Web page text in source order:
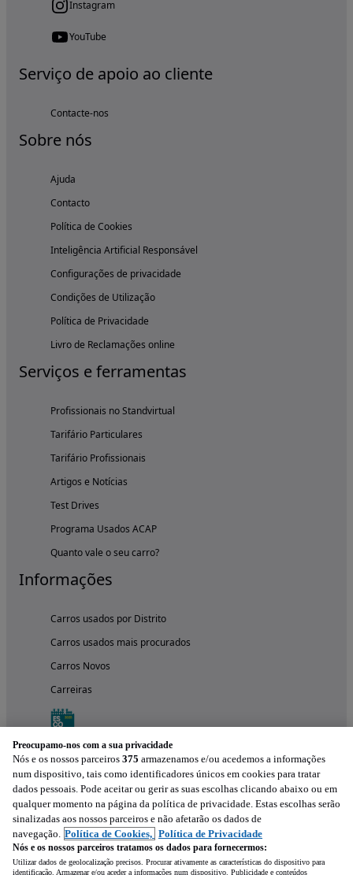
Instagram
YouTube
Serviço de apoio ao cliente
Contacte-nos
Sobre nós
Ajuda
Contacto
Política de Cookies
Inteligência Artificial Responsável
Configurações de privacidade
Condições de Utilização
Política de Privacidade
Livro de Reclamações online
Serviços e ferramentas
Profissionais no Standvirtual
Tarifário Particulares
Tarifário Profissionais
Artigos e Notícias
Test Drives
Programa Usados ACAP
Quanto vale o seu carro?
Informações
Carros usados por Distrito
Carros usados mais procurados
Carros Novos
Carreiras
Experimenta a aplicação
Preocupamo-nos com a sua privacidade
Nós e os nossos parceiros 375 armazenamos e/ou acedemos a informações
num dispositivo, tais como identificadores únicos em cookies para tratar
dados pessoais. Pode aceitar ou gerir as suas escolhas clicando abaixo ou em
qualquer momento na página da política de privacidade. Estas escolhas serão
sinalizadas aos nossos parceiros e não afetarão os dados de
navegação. Política de Cookies, Política de Privacidade
Nós e os nossos parceiros tratamos os dados para fornecermos:
Utilizar dados de geolocalização precisos. Procurar ativamente as características do dispositivo para
identificação. Armazenar e/ou aceder a informações num dispositivo. Publicidade e conteúdos